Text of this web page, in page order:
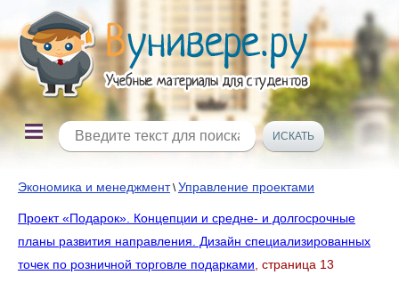
Экономика и менеджмент\Управление проектами
Проект «Подарок». Концепции и средне- и долгосрочные
планы развития направления. Дизайн специализированных
точек по розничной торговле подарками , страница 13